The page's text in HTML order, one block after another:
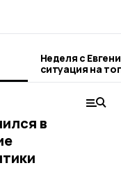
Неделя с
ситуация на
городе и
в